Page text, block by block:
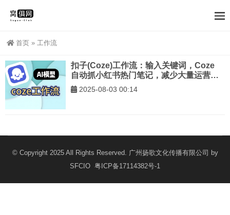
首页 » 工作流
扣子(Coze)工作流：输入关键词，Coze
自动抓小红书热门笔记，减少大量运营工
作量！
2025-08-03 00:14
© Copyright 2025 All Rights Reserved. 广州扬歌文化传播有限公司 by
SFCIO 粤ICP备17114382号-1